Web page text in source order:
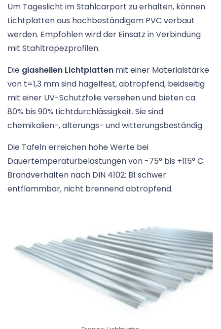
Um Tageslicht im Stahlcarport zu erhalten, können
Lichtplatten aus hochbeständigem PVC verbaut
werden. Empfohlen wird der Einsatz in Verbindung
mit Stahltrapezprofilen.
Die glashellen Lichtplatten mit einer Materialstärke
von t=1,3 mm sind hagelfest, abtropfend, beidseitig
mit einer UV-Schutzfolie versehen und bieten ca.
80% bis 90% Lichtdurchlässigkeit. Sie sind
chemikalien-, alterungs- und witterungsbeständig.
Die Tafeln erreichen hohe Werte bei
Dauertemperaturbelastungen von -75° bis +115° C.
Brandverhalten nach DIN 4102: B1 schwer
entflammbar, nicht brennend abtropfend.